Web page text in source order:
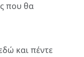
που θα
και πέντε